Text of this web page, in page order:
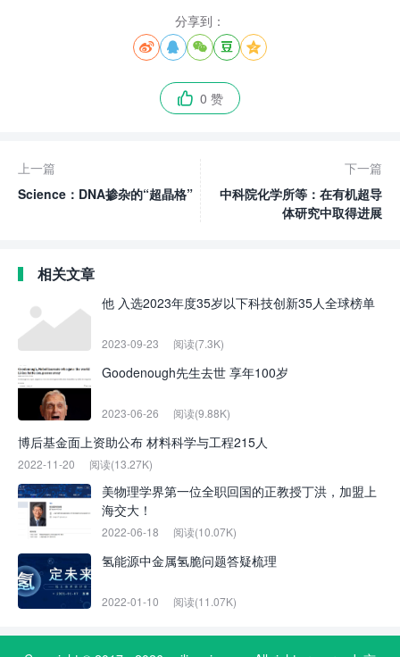
分享到：
    
 0 赞
上一篇
Science：DNA掺杂的“超晶格”
下一篇
中科院化学所等：在有机超导
体研究中取得进展
相关文章
他 入选2023年度35岁以下科技创新35人全球榜单
2023-09-23 阅读(7.3K)
Goodenough先生去世 享年100岁
2023-06-26 阅读(9.88K)
博后基金面上资助公布 材料科学与工程215人
2022-11-20 阅读(13.27K)
美物理学界第一位全职回国的正教授丁洪，加盟上
海交大！
2022-06-18 阅读(10.07K)
氢能源中金属氢脆问题答疑梳理
2022-01-10 阅读(11.07K)